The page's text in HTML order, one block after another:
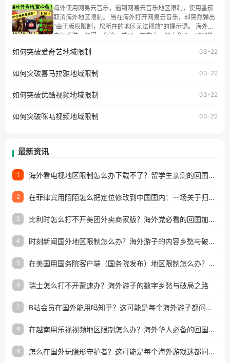
朋友们，使用番茄回国加速器，即可解决「海外用户收听腾
讯视频地区版权限制」的问题，无论人在香港、澳门、台
湾、美国、加拿大、澳大利亚、欧洲等国家和地区工作、留
学、定居等，都可以使用，不再因地区和版权限制所困扰。
海外使用网易云音乐，遇到网易云音乐地区限制，使用番茄
取消海外地区限制。 当在海外打开网易云音乐，却突然弹出
“由于版权限制，您所在的地区无法播放”的提示语。 海外用
户如香港、澳门、台湾、美国、加拿大、澳大利亚、欧洲等
地区及版权限制问题，且仅能在中国大陆地区播放。 遇到这
户收听网易云音乐地区版权限制」的问题，无论人在香港、
工作、留学、定居等，都可以使用，不再因地区和版权限制
所困扰。
如何突破爱奇艺地域限制 03-22
如何突破喜马拉雅地域限制 03-22
如何突破优酷视频地域限制 03-22
如何突破咪咕视频地域限制 03-22
最新资讯
1 海外看电视地区限制怎么办下载不了？留学生亲测的回国加速方案（附2026世界杯观赛技巧）
2 在菲律宾用陌陌怎么把定位修改到中国国内：一场关于归属感与连接的探索
3 比利时怎么打不开美团外卖商家版？海外党必看的回国加速全攻略
4 时刻新闻国外地区限制怎么办？海外游子的内容乡愁与破局之路
5 在美国用国务院客户端（国务院发布）地区限制怎么办？3步解决海外看国内内容难题
6 瑞士怎么打不开蒙速办？海外游子的数字乡愁与破局之路
7 B站会员在国外能用吗知乎？这可能是每个海外游子都问过的问题
8 在越南用乐视视频地区限制怎么办？海外华人必备的回国加速攻略
9 怎么在国外玩隐形守护者？这可能是每个海外游戏迷都问过的问题